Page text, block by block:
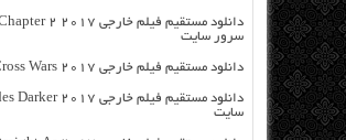
سرور سایت
دانلود مستقیم فیلم خارجی Cross Wars 2017 از سرور سایت
سایت